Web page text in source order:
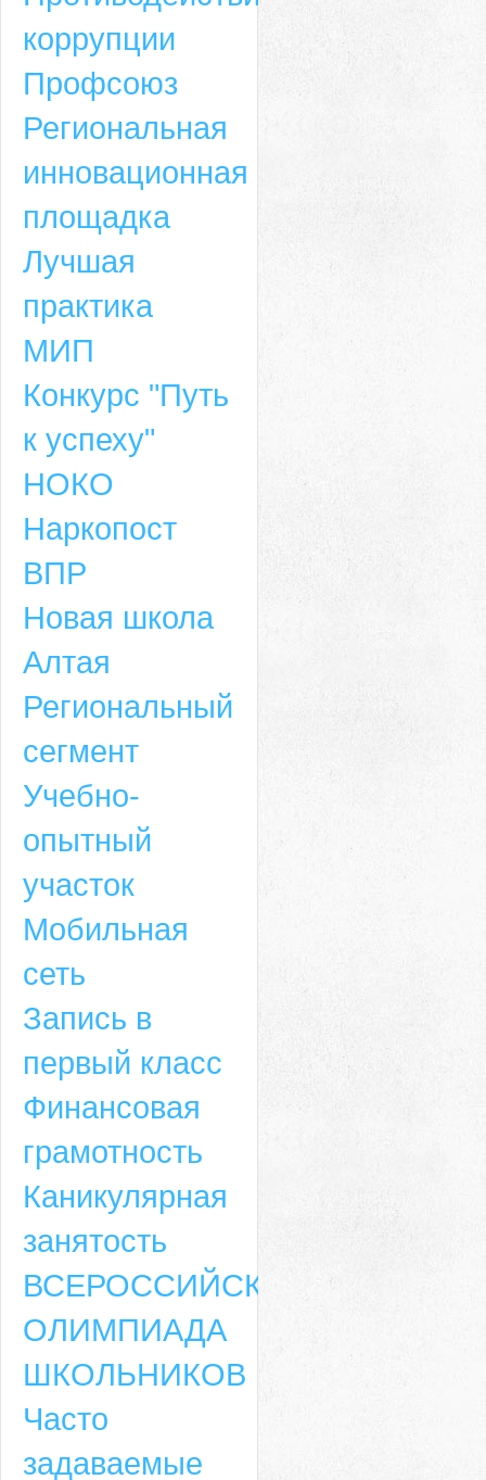
коррупции
Профсоюз
Региональная
инновационная
площадка
Лучшая
практика
МИП
Конкурс "Путь
к успеху"
НОКО
Наркопост
ВПР
Новая школа
Алтая
Региональный
сегмент
Учебно-
опытный
участок
Мобильная
сеть
Запись в
первый класс
Финансовая
грамотность
Каникулярная
занятость
ВСЕРОССИЙСКАЯ
ОЛИМПИАДА
ШКОЛЬНИКОВ
Часто
задаваемые